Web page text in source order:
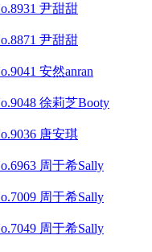
尹甜甜
尹甜甜
安然anran
徐莉芝Booty
唐安琪
周于希Sally
周于希Sally
周于希Sally